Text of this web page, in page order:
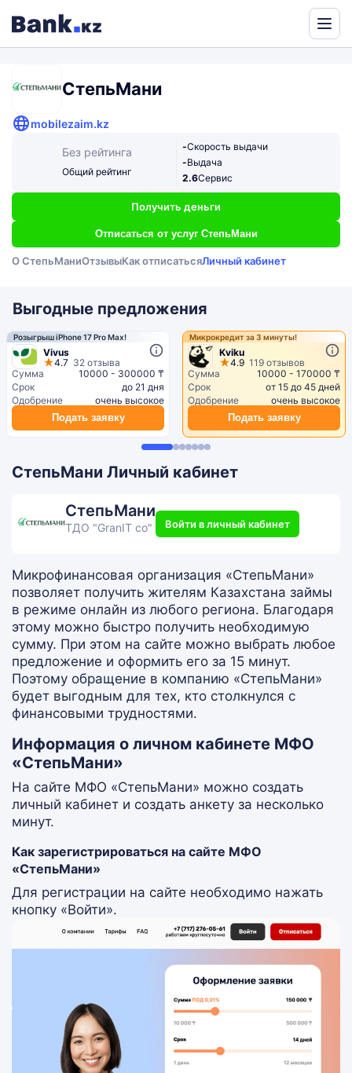
СтепьМани
mobilezaim.kz
Без рейтинга
Общий рейтинг
-Скорость выдачи
-Выдача
2.6Сервис
Получить деньги
Отписаться от услуг СтепьМани
О СтепьМаниОтзывыКак отписатьсяЛичный кабинет
Выгодные предложения
Розыгрыш iPhone 17 Pro Max!
Vivus
4.7 32 отзыва
Сумма
10000 - 300000 ₸
Срок
до 21 дня
Одобрение
очень высокое
Подать заявку
Микрокредит за 3 минуты!
Kviku
4.9 119 отзывов
Сумма
10000 - 170000 ₸
Срок
от 15 до 45 дней
Одобрение
очень высокое
Подать заявку
СтепьМани Личный кабинет
СтепьМани
ТДО "GranIT co" Войти в личный кабинет
Микрофинансовая организация «СтепьМани»
позволяет получить жителям Казахстана займы
в режиме онлайн из любого региона. Благодаря
этому можно быстро получить необходимую
сумму. При этом на сайте можно выбрать любое
предложение и оформить его за 15 минут.
Поэтому обращение в компанию «СтепьМани»
будет выгодным для тех, кто столкнулся с
финансовыми трудностями.
Информация о личном кабинете МФО
«СтепьМани»
На сайте МФО «СтепьМани» можно создать
личный кабинет и создать анкету за несколько
минут.
Как зарегистрироваться на сайте МФО
«СтепьМани»
Для регистрации на сайте необходимо нажать
кнопку «Войти».